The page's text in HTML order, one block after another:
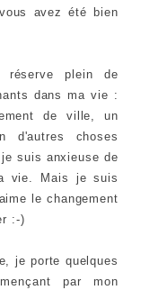
avez été bien
réserve plein de
dans ma vie :
de ville, un
d'autres choses
suis anxieuse de
vie. Mais je suis
le changement
:-)
je porte quelques
par mon